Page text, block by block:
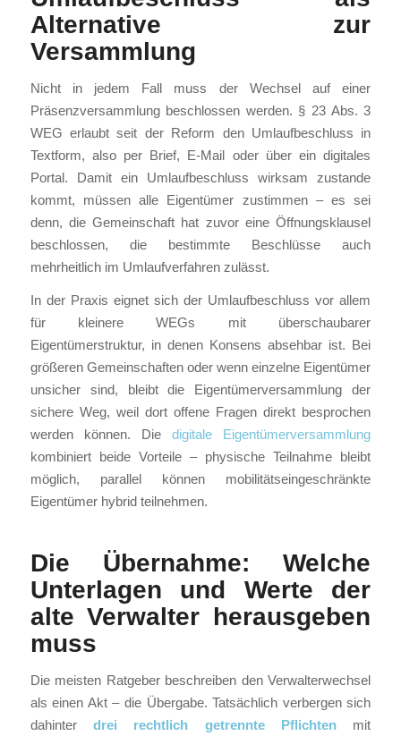
Alternative zur
Versammlung
Nicht in jedem Fall muss der Wechsel auf einer
Präsenzversammlung beschlossen werden. § 23 Abs. 3
WEG erlaubt seit der Reform den Umlaufbeschluss in
Textform, also per Brief, E-Mail oder über ein digitales
Portal. Damit ein Umlaufbeschluss wirksam zustande
kommt, müssen alle Eigentümer zustimmen – es sei
denn, die Gemeinschaft hat zuvor eine Öffnungsklausel
beschlossen, die bestimmte Beschlüsse auch
mehrheitlich im Umlaufverfahren zulässt.
In der Praxis eignet sich der Umlaufbeschluss vor allem
für kleinere WEGs mit überschaubarer
Eigentümerstruktur, in denen Konsens absehbar ist. Bei
größeren Gemeinschaften oder wenn einzelne Eigentümer
unsicher sind, bleibt die Eigentümerversammlung der
sichere Weg, weil dort offene Fragen direkt besprochen
werden können. Diedigitale Eigentümerversammlung
kombiniert beide Vorteile – physische Teilnahme bleibt
möglich, parallel können mobilitätseingeschränkte
Eigentümer hybrid teilnehmen.
Die Übernahme: Welche
Unterlagen und Werte der
alte Verwalter herausgeben
muss
Die meisten Ratgeber beschreiben den Verwalterwechsel
als einen Akt – die Übergabe. Tatsächlich verbergen sich
dahinter drei rechtlich getrennte Pflichten mit